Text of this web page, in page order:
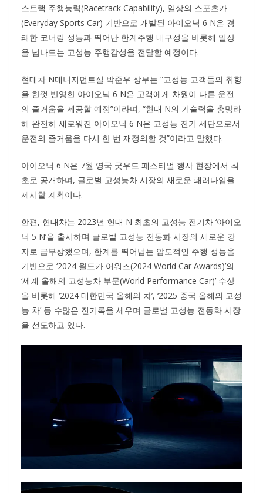
스트랙 주행능력(Racetrack Capability), 일상의 스포츠카
(Everyday Sports Car) 기반으로 개발된 아이오닉 6 N은 경
쾌한 코너링 성능과 뛰어난 한계주행 내구성을 비롯해 일상
을 넘나드는 고성능 주행감성을 전달할 예정이다.
현대차 N매니지먼트실 박준우 상무는 “고성능 고객들의 취향
을 한껏 반영한 아이오닉 6 N은 고객에게 차원이 다른 운전
의 즐거움을 제공할 예정”이라며, “현대 N의 기술력을 총망라
해 완전히 새로워진 아이오닉 6 N은 고성능 전기 세단으로서
운전의 즐거움을 다시 한 번 재정의할 것”이라고 말했다.
아이오닉 6 N은 7월 영국 굿우드 페스티벌 행사 현장에서 최
초로 공개하며, 글로벌 고성능차 시장의 새로운 패러다임을
제시할 계획이다.
한편, 현대차는 2023년 현대 N 최초의 고성능 전기차 ‘아이오
닉 5 N’을 출시하며 글로벌 고성능 전동화 시장의 새로운 강
자로 급부상했으며, 한계를 뛰어넘는 압도적인 주행 성능을
기반으로 ‘2024 월드카 어워즈(2024 World Car Awards)’의
‘세계 올해의 고성능차 부문(World Performance Car)’ 수상
을 비롯해 ‘2024 대한민국 올해의 차’, ‘2025 중국 올해의 고성
능 차’ 등 수많은 진기록을 세우며 글로벌 고성능 전동화 시장
을 선도하고 있다.